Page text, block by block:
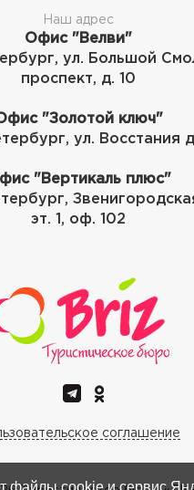
Наш адрес
Офис "Велви"
ул. Большой
проспект, д. 10
"Золотой ключ"
ул. Восстания
"Вертикаль плюс"
эт. 1, оф. 102
соглашение
файлы cookie и сервис